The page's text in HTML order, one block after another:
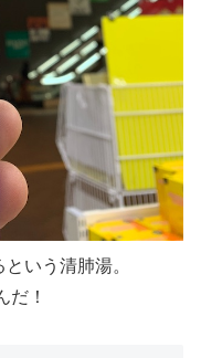
いう清肺湯。
だ！